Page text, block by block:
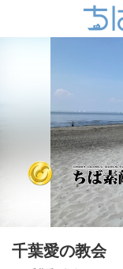
千葉愛の教会